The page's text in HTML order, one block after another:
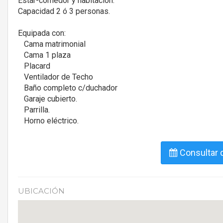
Capacidad 2 ó 3 personas.
Equipada con:
Cama matrimonial
Cama 1 plaza
Placard
Ventilador de Techo
Baño completo c/duchador
Garaje cubierto.
Parrilla.
Horno eléctrico.
Consultar
UBICACIÓN